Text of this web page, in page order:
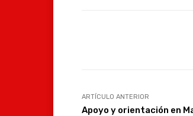
ARTÍCULO ANTERIOR
Apoyo y orientación en